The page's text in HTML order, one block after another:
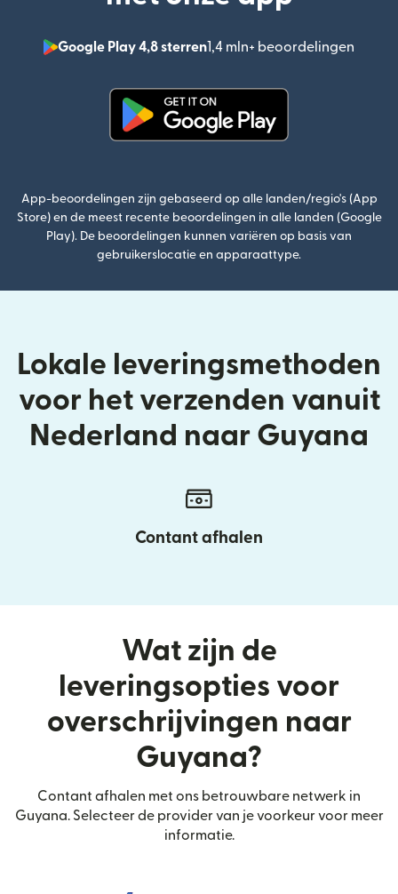
Google Play 4,8 sterren1,4 mln+ beoordelingen
App-beoordelingen zijn gebaseerd op alle landen/regio's (App
Store) en de meest recente beoordelingen in alle landen (Google
Play). De beoordelingen kunnen variëren op basis van
gebruikerslocatie en apparaattype.
Lokale leveringsmethoden
voor het verzenden vanuit
Nederland naar Guyana
Contant afhalen
Wat zijn de
leveringsopties voor
overschrijvingen naar
Guyana?
Contant afhalen met ons betrouwbare netwerk in
Guyana. Selecteer de provider van je voorkeur voor meer
informatie.